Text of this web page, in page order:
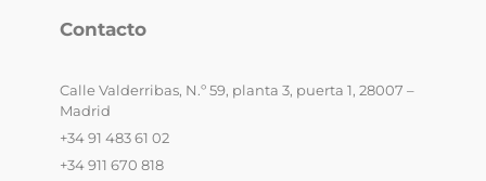
Contacto
Calle Valderribas, N.º 59, planta 3, puerta 1, 28007 –
Madrid
+34 91 483 61 02
+34 911 670 818